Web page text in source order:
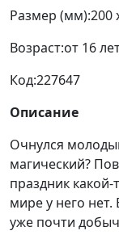
Размер (мм):200
Возраст:от 16
Код:227647
Описание
Очнулся
магический?
праздник
мире у него нет.
уже почти